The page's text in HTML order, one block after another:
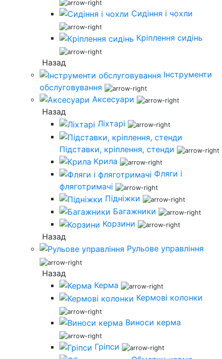
Сидіння і чохли
Кріплення сидінь
Назад
Інструменти
обслуговування
Аксесуари
Назад
Ліхтарі
Підставки, кріплення, стенди
Крила
Фляги і
фляготримачі
Підніжки
Багажники
Корзини
Назад
Рульове управління
Назад
Керма
Кермові колонки
Виноси керма
Гріпси